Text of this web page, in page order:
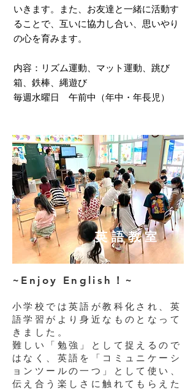
いきます。また、お友達と一緒に活動す
ることで、互いに協力し合い、思いやり
の心を育みます。
内容：リズム運動、マット運動、跳び
箱、鉄棒、縄遊び
毎週水曜日 午前中（年中・年長児）
英語教室
~Enjoy English！~
小学校では英語が教科化され、英
語学習がより身近なものとなって
きました。
難しい「勉強」として捉えるので
はなく、英語を「コミュニケーシ
ョンツールの一つ」として使い、
伝え合う楽しさに触れてもらえた